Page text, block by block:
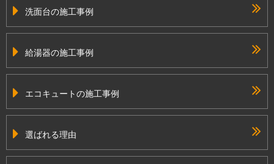
洗面台の施工事例
給湯器の施工事例
エコキュートの施工事例
選ばれる理由